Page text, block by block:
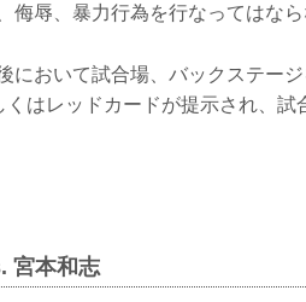
辱、暴力行為を行なってはなら
において試合場、バックステー
はレッドカードが提示され、試
宮本和志